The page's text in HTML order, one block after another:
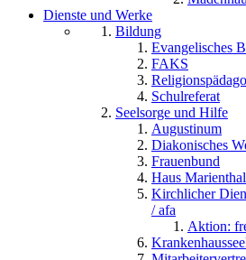
Dienste und Werke
Bildung
Evangelisches
FAKS
Schulreferat
Seelsorge und Hilfe
Augustinum
Diakonisches
Frauenbund
Haus Marienthal
Kirchlicher
/ afa
Aktion: